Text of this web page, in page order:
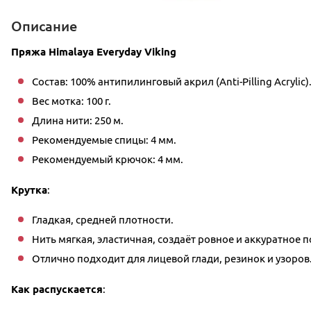
Описание
Пряжа Himalaya Everyday Viking
Состав: 100% антипилинговый акрил (Anti-Pilling Acrylic).
Вес мотка: 100 г.
Длина нити: 250 м.
Рекомендуемые спицы: 4 мм.
Рекомендуемый крючок: 4 мм.
Крутка:
Гладкая, средней плотности.
Нить мягкая, эластичная, создаёт ровное и аккуратное
Отлично подходит для лицевой глади, резинок и узоров.
Как распускается: